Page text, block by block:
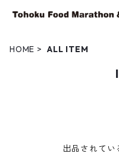
HOME ALL ITEM
出品されてい